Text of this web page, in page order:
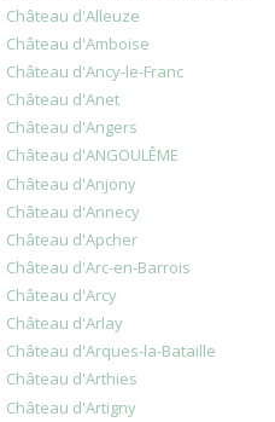
Château d'Alleuze
Château d'Amboise
Château d'Ancy-le-Franc
Château d'Anet
Château d'Angers
Château d'ANGOULÊME
Château d'Anjony
Château d'Annecy
Château d'Apcher
Château d'Arc-en-Barrois
Château d'Arcy
Château d'Arlay
Château d'Arques-la-Bataille
Château d'Arthies
Château d'Artigny